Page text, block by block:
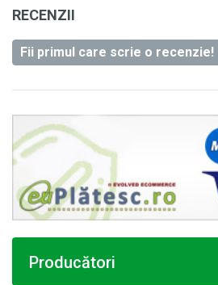
RECENZII
Fii primul care scrie o recenzie!
Producători